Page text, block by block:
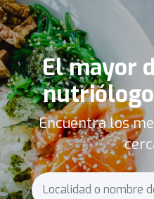
El mayor
Encuentra los